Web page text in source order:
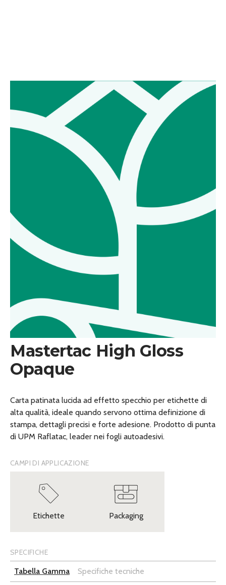
Mastertac High Gloss
Opaque
Carta patinata lucida ad effetto specchio per etichette di
alta qualità, ideale quando servono ottima definizione di
stampa, dettagli precisi e forte adesione. Prodotto di punta
di UPM Raflatac, leader nei fogli autoadesivi.
CAMPI DI APPLICAZIONE
Etichette Packaging
SPECIFICHE
Tabella Gamma Specifiche tecniche